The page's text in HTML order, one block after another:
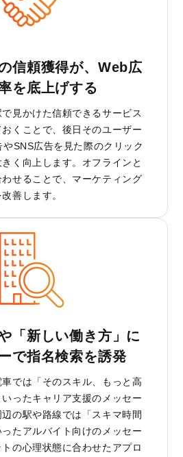
信頼獲得が、Web広
を底上げする
見かけた信頼できるサービス
くことで、後日そのユーザー
SNS広告を見た際のクリック
く向上します。オフラインと
せることで、マーケティング
善します。
「新しい働き方」に
で指名検索を誘発
では「そのスキル、もっと高
ったキャリア支援のメッセー
の駅や路線では「スキマ時間
たアルバイト向けのメッセー
の心理状態に合わせたアプロ